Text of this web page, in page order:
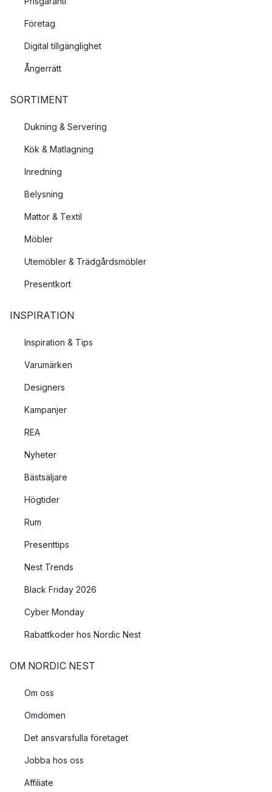
Företag
Digital tillgänglighet
Ångerrätt
SORTIMENT
Dukning & Servering
Kök & Matlagning
Inredning
Belysning
Mattor & Textil
Möbler
Utemöbler & Trädgårdsmöbler
Presentkort
INSPIRATION
Inspiration & Tips
Varumärken
Designers
Kampanjer
REA
Nyheter
Bästsäljare
Högtider
Rum
Presenttips
Nest Trends
Black Friday 2026
Cyber Monday
Rabattkoder hos Nordic Nest
OM NORDIC NEST
Om oss
Omdömen
Det ansvarsfulla företaget
Jobba hos oss
Affiliate